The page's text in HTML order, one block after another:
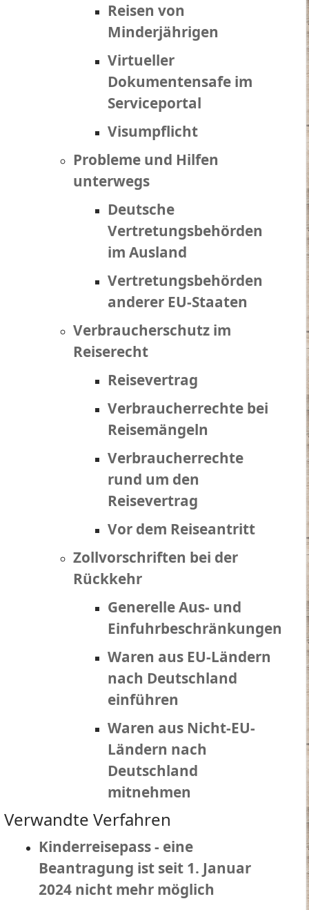
Reisen von
Minderjährigen
Virtueller
Dokumentensafe im
Serviceportal
Visumpflicht
Probleme und Hilfen
unterwegs
Deutsche
Vertretungsbehörden
im Ausland
Vertretungsbehörden
anderer EU-Staaten
Verbraucherschutz im
Reiserecht
Reisevertrag
Verbraucherrechte bei
Reisemängeln
Verbraucherrechte
rund um den
Reisevertrag
Vor dem Reiseantritt
Zollvorschriften bei der
Rückkehr
Generelle Aus- und
Einfuhrbeschränkungen
Waren aus EU-Ländern
nach Deutschland
einführen
Waren aus Nicht-EU-
Ländern nach
Deutschland
mitnehmen
Verwandte Verfahren
Kinderreisepass - eine
Beantragung ist seit 1. Januar
2024 nicht mehr möglich